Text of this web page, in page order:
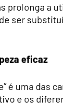
prolonga a
ser
eficaz
é uma das
e os